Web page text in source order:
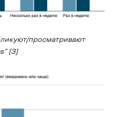
просматривают
[3]